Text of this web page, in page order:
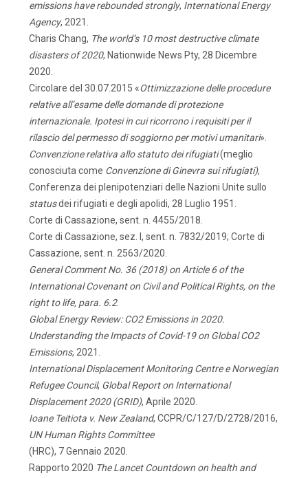
emissions have rebounded strongly, International Energy
Agency, 2021.
Charis Chang, The world’s 10 most destructive climate
disasters of 2020, Nationwide News Pty, 28 Dicembre
2020.
Circolare del 30.07.2015 «Ottimizzazione delle procedure
relative all’esame delle domande di protezione
internazionale. Ipotesi in cui ricorrono i requisiti per il
rilascio del permesso di soggiorno per motivi umanitari».
Convenzione relativa allo statuto dei rifugiati(meglio
conosciuta come Convenzione di Ginevra sui rifugiati),
Conferenza dei plenipotenziari delle Nazioni Unite sullo
statusdei rifugiati e degli apolidi, 28 Luglio 1951.
Corte di Cassazione, sent. n. 4455/2018.
Corte di Cassazione, sez. I, sent. n. 7832/2019; Corte di
Cassazione, sent. n. 2563/2020.
General Comment No. 36 (2018) on Article 6 of the
International Covenant on Civil and Political Rights, on the
right to life, para. 6.2.
Global Energy Review: CO2 Emissions in 2020.
Understanding the Impacts of Covid-19 on Global CO2
Emissions, 2021.
International Displacement Monitoring Centre e Norwegian
Refugee Council, Global Report on International
Displacement 2020 (GRID), Aprile 2020.
Ioane Teitiota v. NewZealand, CCPR/C/127/D/2728/2016,
UN Human Rights Committee
(HRC), 7Gennaio 2020.
Rapporto 2020 The Lancet Countdown on health and